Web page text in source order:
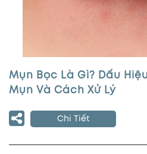
Mụn Bọc Là Gì? Dấu
Mụn Và Cách Xử Lý
Chi Tiết